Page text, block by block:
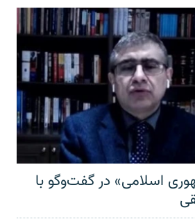
اسلامی» در گفت‌وگو با